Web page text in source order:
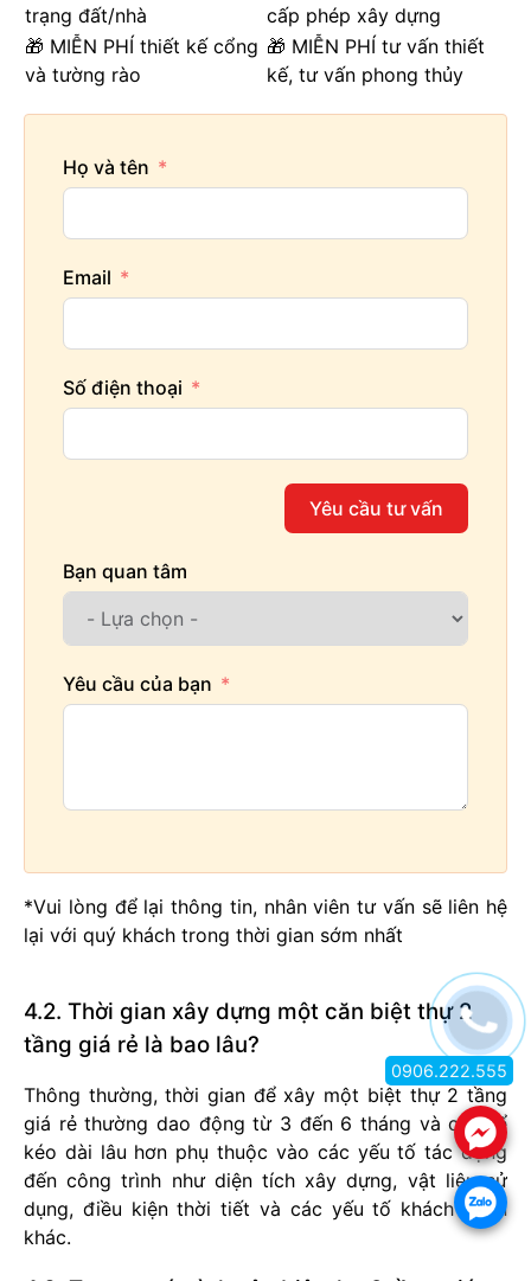
trạng đất/nhà
cấp phép xây dựng
🎁 MIỄN PHÍ thiết kế cổng
và tường rào
🎁 MIỄN PHÍ tư vấn thiết
kế, tư vấn phong thủy
Họ và tên
Email
Số điện thoại
Yêu cầu tư vấn
Bạn quan tâm
Yêu cầu của bạn
*Vui lòng để lại thông tin, nhân viên tư vấn sẽ liên hệ
lại với quý khách trong thời gian sớm nhất
4.2. Thời gian xây dựng một căn biệt thự 2
tầng giá rẻ là bao lâu?
Thông thường, thời gian để xây một biệt thự 2 tầng
giá rẻ thường dao động từ 3 đến 6 tháng và có thể
kéo dài lâu hơn phụ thuộc vào các yếu tố tác động
đến công trình như diện tích xây dựng, vật liệu sử
dụng, điều kiện thời tiết và các yếu tố khách quan
khác.
.
.
0906.222.555